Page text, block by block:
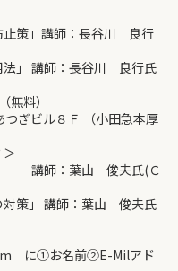
策」講師：長谷川 良行
」 講師：長谷川 良行氏
料）
８Ｆ （小田急本厚
講師：葉山 俊夫氏(Ｃ
策」 講師：葉山 俊夫氏
に①お名前②E-Milアド